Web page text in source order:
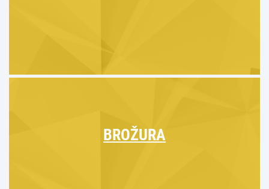
BROŽURA